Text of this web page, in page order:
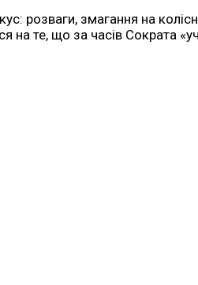
розваги, змагання на
на те, що за часів Сократа